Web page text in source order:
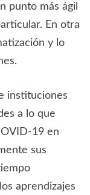
punto más ágil
En otra
y lo
instituciones
a lo que
19 en
sus
aprendizajes